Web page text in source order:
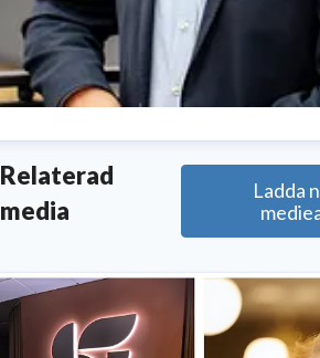
Freudenthal
Kommunikationschef
070
Relaterad
media
Ladda